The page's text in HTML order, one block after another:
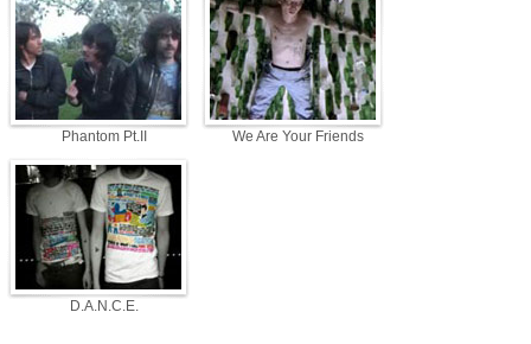
Phantom Pt.II We Are Your Friends
D.A.N.C.E.